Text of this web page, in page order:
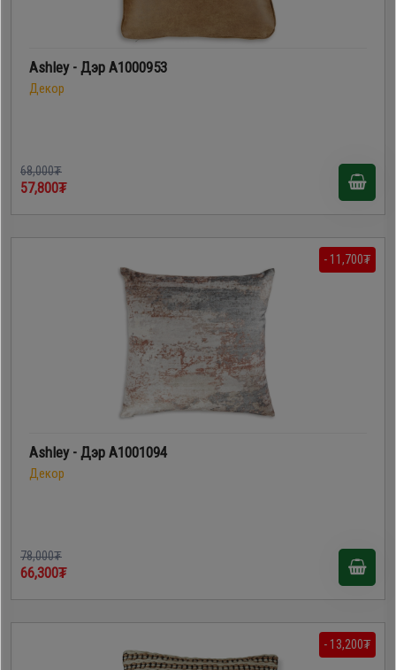
Чихэвч
Ashley - Дэр A1000953
Декор
68,000₮
57,800₮
- 11,700₮
Ashley - Дэр A1001094
Декор
78,000₮
66,300₮
- 13,200₮